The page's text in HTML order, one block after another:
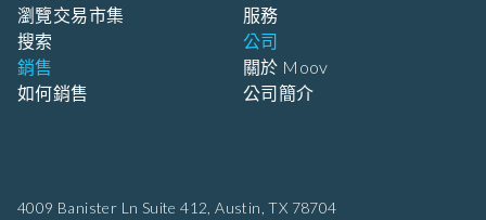
4009 Banister Ln Suite 412, Austin, TX 78704
瀏覽交易市集
搜索
銷售
如何銷售
服務
公司
關於 Moov
公司簡介